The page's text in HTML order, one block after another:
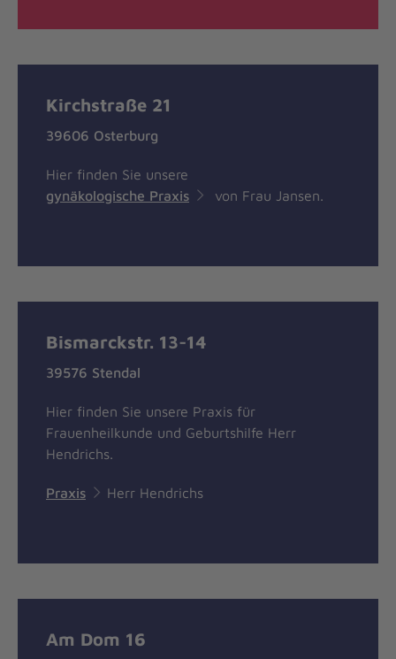
Kirchstraße 21
39606 Osterburg
Hier finden Sie unsere
gynäkologische Praxis
von Frau Jansen.
Bismarckstr. 13-14
39576 Stendal
Hier finden Sie unsere Praxis für
Frauenheilkunde und Geburtshilfe Herr
Hendrichs.
Praxis Herr Hendrichs
Am Dom 16